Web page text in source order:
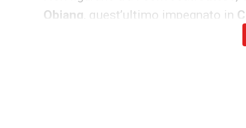
Obiang , quest’ultimo impegnato in